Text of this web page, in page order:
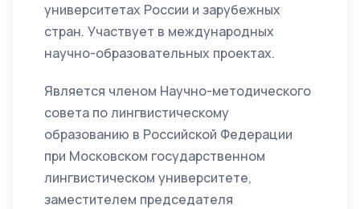
университетах России и зарубежных
стран. Участвует в международных
научно-образовательных проектах.
Является членом Научно-методического
совета по лингвистическому
образованию в Российской Федерации
при Московском государственном
лингвистическом университете,
заместителем председателя